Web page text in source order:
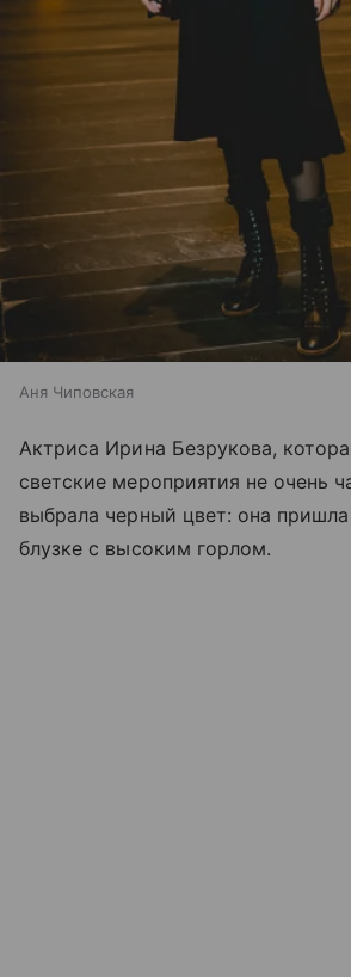
Аня Чиповская
Актриса Ирина Безрукова,
светские мероприятия не очень
выбрала черный цвет: она
блузке с высоким горлом.